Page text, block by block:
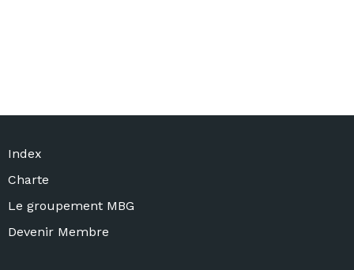
Index
Charte
Le groupement MBG
Devenir Membre